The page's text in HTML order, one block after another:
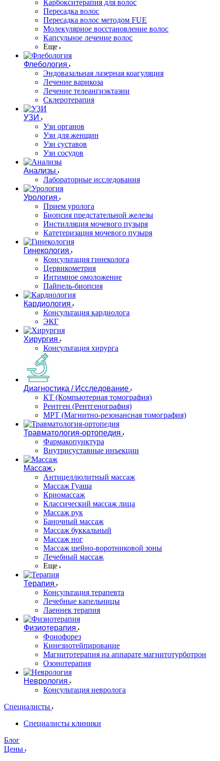
Карбокситерапия для волос
Пересадка волос
Пересадка волос методом FUE
Молекулярное восстановление волос
Капсульное лечение волос
Еще
Флебология
Эндовазальная лазерная коагуляция
Лечение варикоза
Лечение телеангиэктазии
Склеротерапия
УЗИ
Узи органов
Узи для женщин
Узи cуставов
Узи сосудов
Анализы
Лабораторные исследования
Урология
Прием уролога
Биопсия предстательной железы
Инстилляция мочевого пузыря
Катетеризация мочевого пузыря
Гинекология
Консультация гинеколога
Цервикометрия
Интимное омоложение
Пайпель-биопсия
Кардиология
Консультация кардиолога
ЭКГ
Хирургия
Консультация хирурга
Диагностика / Исследование
КТ (Компьютерная томография)
Рентген (Рентгенография)
МРТ (Магнитно-резонансная томография)
Травматология-ортопедия
Фармакопунктура
Внутрисуставные инъекции
Массаж
Антицеллюлитный массаж
Массаж Гуаша
Криомассаж
Классический массаж лица
Массаж рук
Баночный массаж
Массаж буккальный
Массаж ног
Массаж шейно-воротниковой зоны
Лечебный массаж
Еще
Терапия
Консультация терапевта
Лечебные капельницы
Лаеннек терапия
Физиотерапия
Фонофорез
Кинезиотейпирование
Магнитотерапия на аппарате магнитотурботрон
Озонотерапия
Неврология
Консультация невролога
Специалисты
Специалисты клиники
Блог
Цены